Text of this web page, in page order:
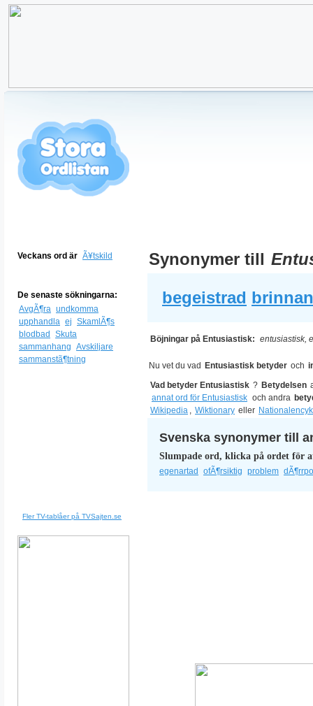
Veckans ord är Ã¥tskild
De senaste sökningarna:
AvgÃ¶ra undkomma
upphandla ej SkamlÃ¶s
blodbad
Skuta
sammanhang Avskiljare
sammanstã¶tning
Fler TV-tablåer på TVSajten.se
Synonymer till
begeistrad
Böjningar på Entusiastisk: entusiastisk,
Nu vet du vad Entusiastisk betyder och
Vad betyder Entusiastisk ? Betydelsen
annat ord för Entusiastisk och andra
Wikipedia , Wiktionary eller
Svenska synonymer till
Slumpade ord, klicka på ordet för
egenartad ofÃ¶rsiktig problem